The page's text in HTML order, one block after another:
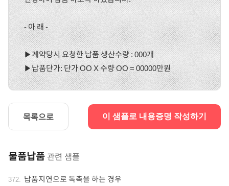
- 아 래 -
▶계약당시 요청한 납품 생산수량 : 000개
▶납품단가: 단가 OO X 수량 OO = 00000만원
목록으로 이 샘플로 내용증명 작성하기
물품납품 관련 샘플
372. 납품지연으로 독촉을 하는 경우